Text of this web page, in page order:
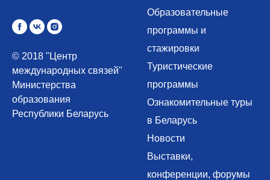
© 2018 "Центр
международных связей"
Министерства
образования
Республики Беларусь
Образовательные
программы и
стажировки
Туристические
программы
Ознакомительные туры
в Беларусь
Новости
Выставки,
конференции, форумы